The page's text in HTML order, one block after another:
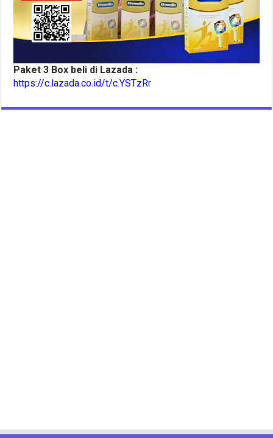
Paket 3 Box beli di Lazada :
https://c.lazada.co.id/t/c.YSTzRr